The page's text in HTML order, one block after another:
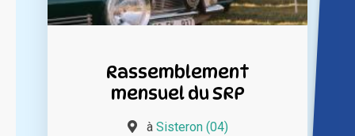
Rassemblement
mensuel du SRP
à Sisteron (04)